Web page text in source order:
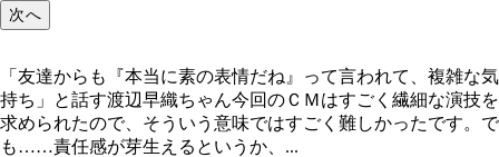
次へ
「友達からも『本当に素の表情だね』って言われて、複雑な気
持ち」と話す渡辺早織ちゃん今回のＣＭはすごく繊細な演技を
求められたので、そういう意味ではすごく難しかったです。で
も……責任感が芽生えるというか、...